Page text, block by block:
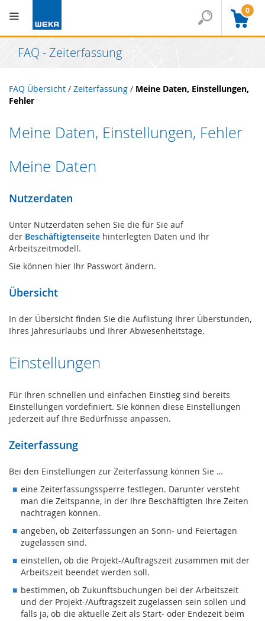
0
FAQ - Zeiterfassung
FAQ Übersicht / Zeiterfassung / Meine Daten, Einstellungen,
Fehler
Meine Daten, Einstellungen, Fehler
Meine Daten
Nutzerdaten
Unter Nutzerdaten sehen Sie die für Sie auf
der Beschäftigtenseite hinterlegten Daten und Ihr
Arbeitszeitmodell.
Sie können hier Ihr Passwort ändern.
Übersicht
In der Übersicht finden Sie die Auflistung Ihrer Überstunden,
Ihres Jahresurlaubs und Ihrer Abwesenheitstage.
Einstellungen
Für Ihren schnellen und einfachen Einstieg sind bereits
Einstellungen vordefiniert. Sie können diese Einstellungen
jederzeit auf Ihre Bedürfnisse anpassen.
Zeiterfassung
Bei den Einstellungen zur Zeiterfassung können Sie …
eine Zeiterfassungssperre festlegen. Darunter versteht
man die Zeitspanne, in der Ihre Beschäftigten Ihre Zeiten
nachtragen können.
angeben, ob Zeiterfassungen an Sonn- und Feiertagen
zugelassen sind.
einstellen, ob die Projekt-/Auftragszeit zusammen mit der
Arbeitszeit beendet werden soll.
bestimmen, ob Zukunftsbuchungen bei der Arbeitszeit
und der Projekt-/Auftragszeit zugelassen sein sollen und
falls ja, ob die aktuelle Zeit als Start- oder Endezeit beim